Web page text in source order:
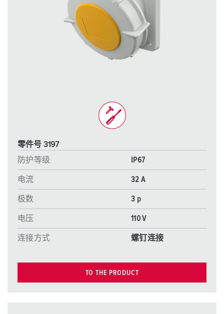
零件号 3197
防护等级
IP67
电流 32 A
极数 3 p
电压 110 V
连接方式 螺钉连接
TO THE PRODUCT